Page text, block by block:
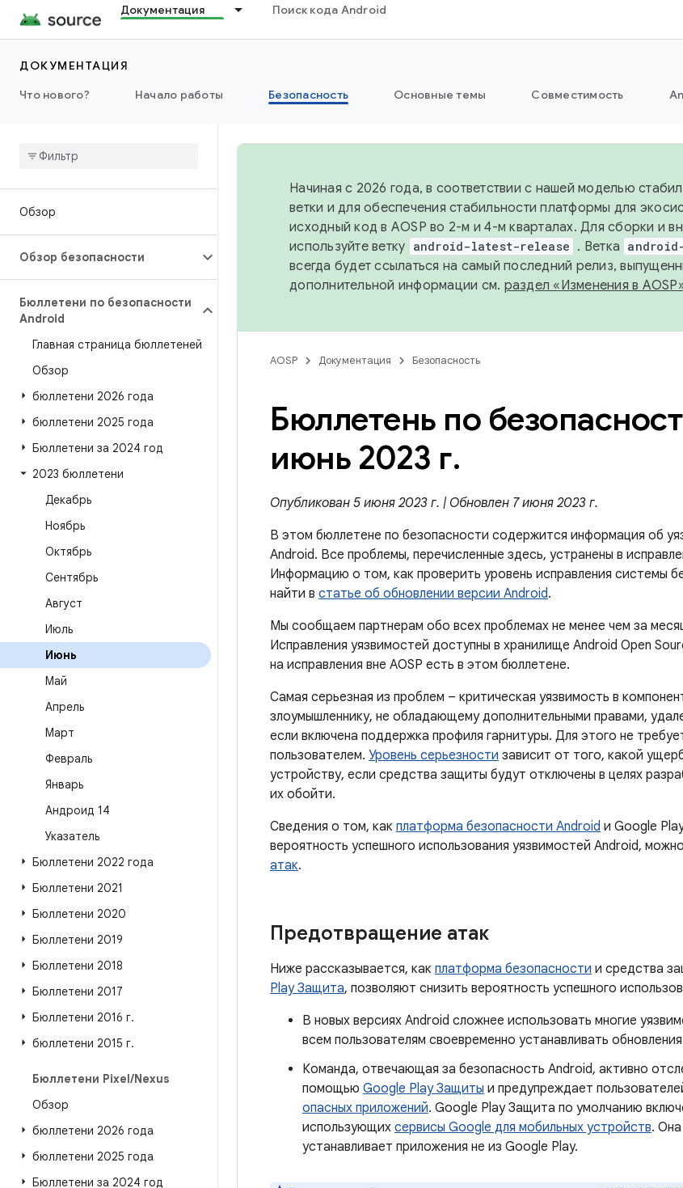
Документация Поиск кода Android
ДОКУМЕНТАЦИЯ
Что нового?
Начало работы Безопасность Основные темы Совместимость
Обзор
Обзор безопасности
Бюллетени по безопасности
Android
Главная страница бюллетеней
Обзор
бюллетени 2026 года
бюллетени 2025 года
Бюллетени за 2024 год
2023 бюллетени
Декабрь
Ноябрь
Октябрь
Сентябрь
Август
Июль
Июнь
Май
Апрель
Март
Февраль
Январь
Андроид 14
Указатель
Бюллетени 2022 года
Бюллетени 2021
Бюллетени 2020
Бюллетени 2019
Бюллетени 2018
Бюллетени 2017
Бюллетени 2016 г.
бюллетени 2015 г.
Бюллетени Pixel/Nexus
Обзор
бюллетени 2026 года
бюллетени 2025 года
Бюллетени за 2024 год
Начиная с 2026 года, в соответствии с нашей моделью
ветки и для обеспечения стабильности платформы для
исходный код в AOSP во 2-м и 4-м кварталах. Для сборки и
используйте ветку android-latest-release . Ветка
всегда будет ссылаться на самый последний релиз,
дополнительной информации см. раздел «Изменения в
AOSP Документация Безопасность
Бюллетень по
июнь 2023 г.
Опубликован 5 июня 2023 г. | Обновлен 7 июня 2023 г.
В этом бюллетене по безопасности содержится информация об
Android. Все проблемы, перечисленные здесь, устранены в
Информацию о том, как проверить уровень исправления системы
найти в статье об обновлении версии Android.
Мы сообщаем партнерам обо всех проблемах не менее чем за
Исправления уязвимостей доступны в хранилище Android Open
на исправления вне AOSP есть в этом бюллетене.
Самая серьезная из проблем – критическая уязвимость в
злоумышленнику, не обладающему дополнительными правами,
если включена поддержка профиля гарнитуры. Для этого не
пользователем. Уровень серьезности зависит от того, какой
устройству, если средства защиты будут отключены в целях
их обойти.
Сведения о том, как платформа безопасности Android и Google
вероятность успешного использования уязвимостей Android,
атак.
Предотвращение атак
Ниже рассказывается, как платформа безопасности и средства
Play Защита, позволяют снизить вероятность успешного
В новых версиях Android сложнее использовать многие
всем пользователям своевременно устанавливать
Команда, отвечающая за безопасность Android, активно
помощью Google Play Защиты и предупреждает
опасных приложений. Google Play Защита по умолчанию
использующих сервисы Google для мобильных устройств.
устанавливает приложения не из Google Play.